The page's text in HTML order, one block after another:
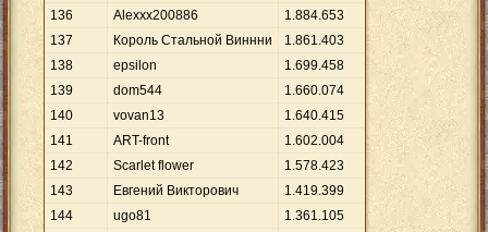
136
Alexxx200886 1.884.653
137
Король Стальной Виннни 1.861.403
138
epsilon 1.699.458
139
dom544 1.660.074
140
vovan13 1.640.415
141
ART-front 1.602.004
142
Scarlet flower 1.578.423
143
Евгений Викторович 1.419.399
144
ugo81 1.361.105